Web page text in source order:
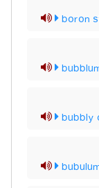
boron
bubbly